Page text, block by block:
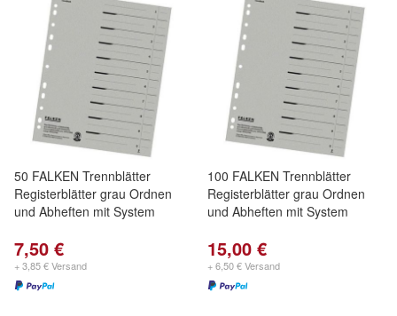
50 FALKEN Trennblätter
Registerblätter grau Ordnen
und Abheften mit System
7,50 €
+ 3,85 € Versand
100 FALKEN Trennblätter
Registerblätter grau Ordnen
und Abheften mit System
15,00 €
+ 6,50 € Versand